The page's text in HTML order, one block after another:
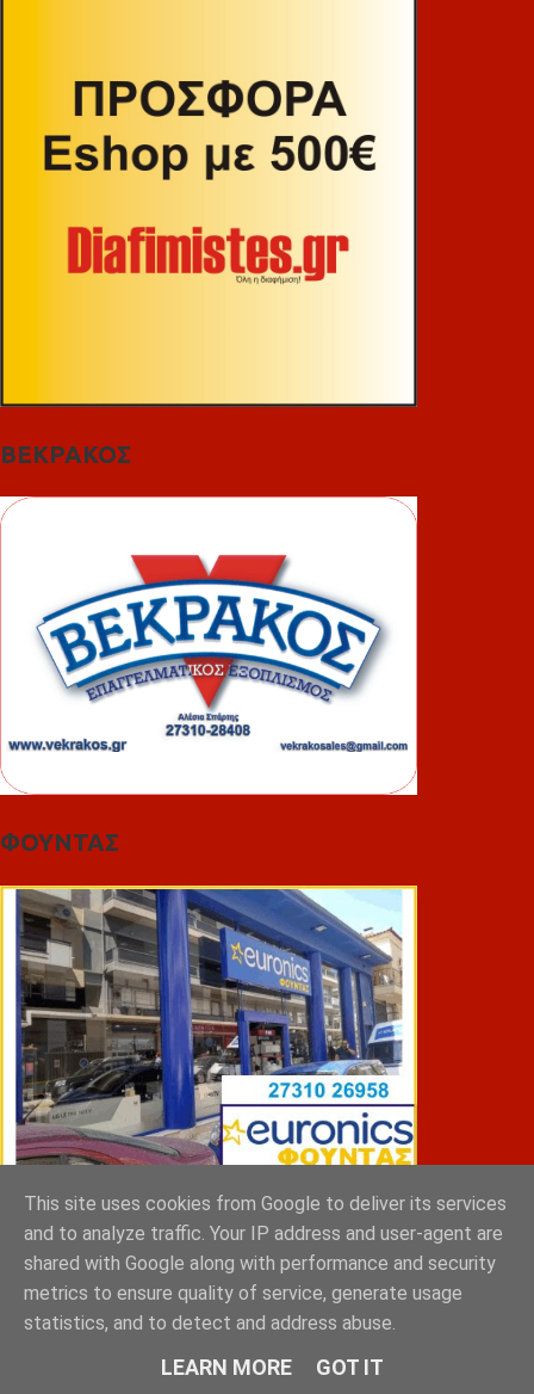
ΒΕΚΡΑΚΟΣ
ΦΟΥΝΤΑΣ
ΣΠΥΡΑΚΗΣ ΠΑΝΑΓΙΩΤΗΣ & YIOI ΣΠΑΡΤΗ
This site uses cookies from Google to deliver its services
and to analyze traffic. Your IP address and user-agent are
shared with Google along with performance and security
metrics to ensure quality of service, generate usage
statistics, and to detect and address abuse.
LEARN MORE GOT IT